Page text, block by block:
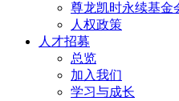
尊龙凯时永续基金
人权政策
人才招募
总览
加入我们
学习与成长